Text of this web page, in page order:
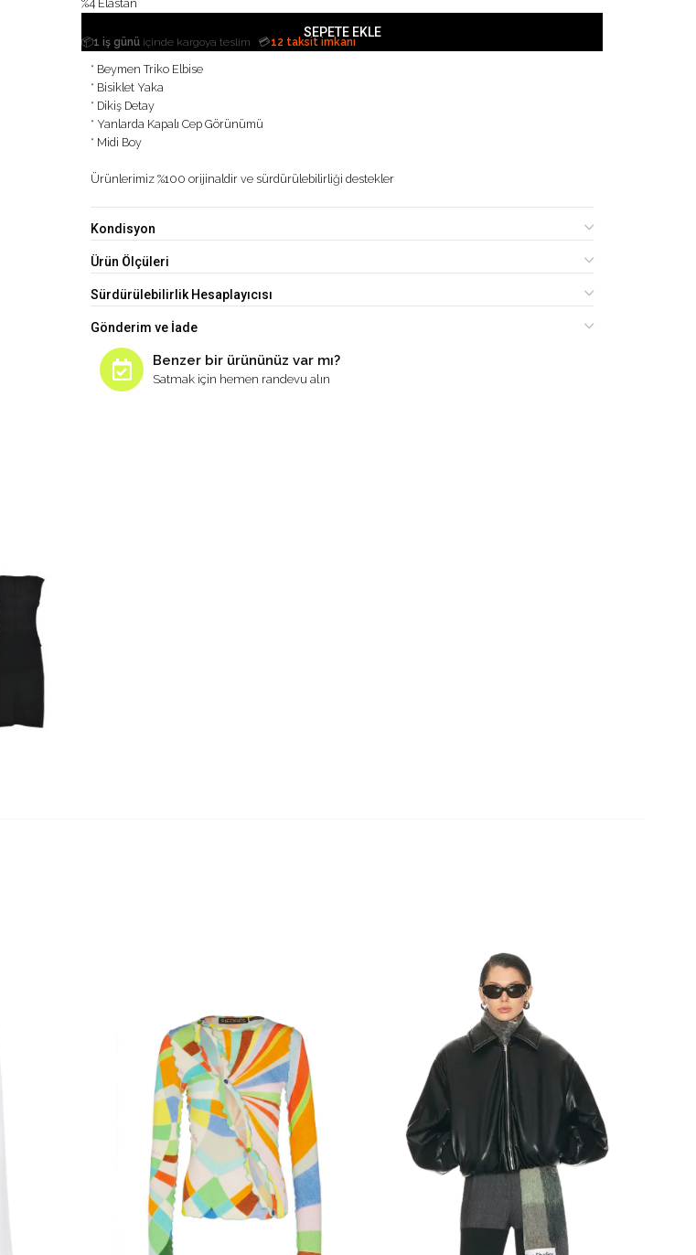
%4 Elastan
SEPETE EKLE
📦1 iş günü içinde kargoya teslim 💳12 taksit imkanı
* Beymen Triko Elbise
* Bisiklet Yaka
* Dikiş Detay
* Yanlarda Kapalı Cep Görünümü
* Midi Boy
Ürünlerimiz %100 orijinaldir ve sürdürülebilirliği destekler
Kondisyon
Ürün Ölçüleri
Sürdürülebilirlik Hesaplayıcısı
Gönderim ve İade
Benzer bir ürününüz var mı?
Satmak için hemen randevu alın